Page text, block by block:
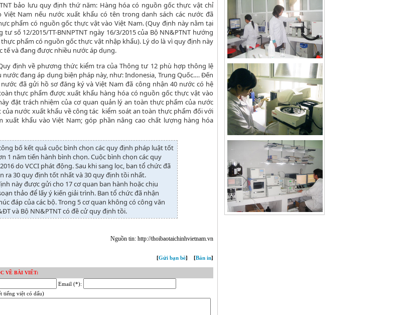
bảo lưu quy định thứ năm: Hàng hóa có nguồn gốc thực vật chỉ
Việt Nam nếu nước xuất khẩu có tên trong danh sách các nước đã
phẩm có nguồn gốc thực vật vào Việt Nam. (Quy định này nằm tại
tư số 12/2015/TT-BNNPTNT ngày 16/3/2015 của Bộ NN&PTNT hướng
phẩm có nguồn gốc thực vật nhập khẩu). Lý do là vì quy định này
tế và đang được nhiều nước áp dụng.
định về phương thức kiểm tra của Thông tư 12 phù hợp thông lệ
nước đang áp dụng biện pháp này, như: Indonesia, Trung Quốc.… Đến
đã gửi hồ sơ đăng ký và Việt Nam đã công nhận 40 nước có hệ
thực phẩm được xuất khẩu hàng hóa có nguồn gốc thực vật vào
đặt trách nhiệm của cơ quan quản lý an toàn thực phẩm của nước
của nước xuất khẩu về công tác kiểm soát an toàn thực phẩm đối với
xuất khẩu vào Việt Nam; góp phần nâng cao chất lượng hàng hóa
bố kết quả cuộc bình chọn các quy định pháp luật tốt
1 năm tiến hành bình chọn. Cuộc bình chọn các quy
do VCCI phát động. Sau khi sang lọc, ban tổ chức đã
ra 30 quy định tốt nhất và 30 quy định tồi nhất.
này được gửi cho 17 cơ quan ban hành hoặc chịu
thảo để lấy ý kiến giải trình. Ban tổ chức đã nhận
đáp của các bộ. Trong 5 cơ quan không có công văn
và Bộ NN&PTNT có đề cử quy định tồi.
Nguồn tin: http://thoibaotaichinhvietnam.vn
[Gửi bạn bè] [Bản in]
VỀ BÀI VIẾT:
Email (*):
tiếng việt có dấu)